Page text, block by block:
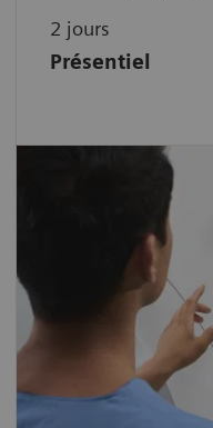
2 jours
Présentiel